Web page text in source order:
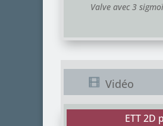
Valve avec 3
Vidéo
ETT 2D